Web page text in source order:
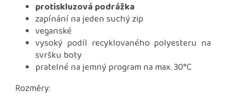
protiskluzová podrážka
zapínání na jeden suchý zip
veganské
vysoký podíl recyklovaného polyesteru na
svršku boty
pratelné na jemný program na max. 30°C
Rozměry: